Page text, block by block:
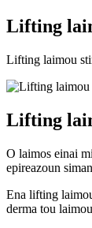
Lifting
Lifting laimou
Lifting
O laimos einai
epireazoun
Ena lifting
derma tou